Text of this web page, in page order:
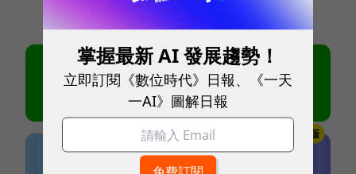
掌握最新 AI 發展趨勢！
立即訂閱《數位時代》日報、《一天
一AI》圖解日報